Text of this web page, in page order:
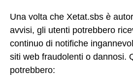
Una volta che Xetat.sbs è
avvisi, gli utenti potrebbero
continuo di notifiche
siti web fraudolenti o dannosi.
potrebbero: